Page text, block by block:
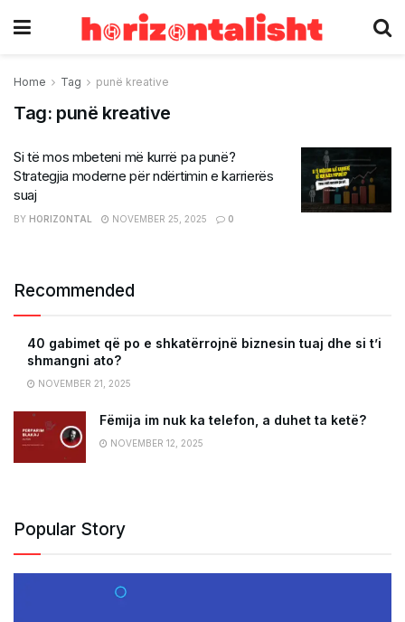
Home Tag punë kreative
Tag: punë kreative
Si të mos mbeteni më kurrë pa punë?
Strategjia moderne për ndërtimin e karrierës
suaj
BY HORIZONTAL NOVEMBER 25, 2025 0
Recommended
40 gabimet që po e shkatërrojnë biznesin tuaj dhe si t’i
shmangni ato?
NOVEMBER 21, 2025
Fëmija im nuk ka telefon, a duhet ta ketë?
NOVEMBER 12, 2025
Popular Story